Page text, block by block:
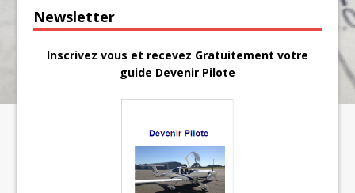
Newsletter
Inscrivez vous et recevez Gratuitement votre
guide Devenir Pilote